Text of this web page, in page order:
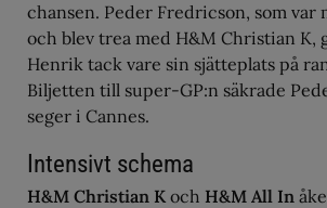
chansen. Peder Fredricson, som var
och blev trea med H&M Christian K,
Henrik tack vare sin sjätteplats på
Biljetten till super-GP:n säkrade
seger i Cannes.
Intensivt schema
H&M Christian K och H&M All In